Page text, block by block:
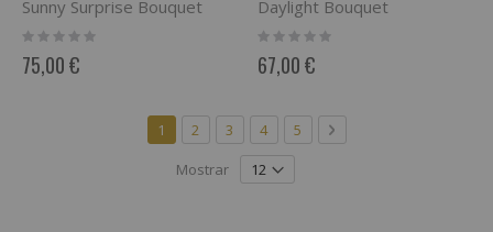
Sunny Surprise Bouquet
Rating:
0%
75,00 €
Daylight Bouquet
Rating:
0%
67,00 €
Página
Actualmente estás leyendo página
1 Página
2 Página
3 Página
4 Página
5 Página
Siguiente
Mostrar